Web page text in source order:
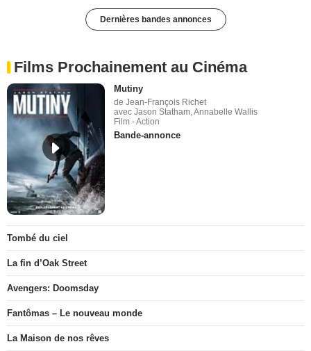
Dernières bandes annonces
Films Prochainement au Cinéma
Mutiny
de Jean-François Richet
avec Jason Statham, Annabelle Wallis
Film - Action
Bande-annonce
Tombé du ciel
La fin d’Oak Street
Avengers: Doomsday
Fantômas – Le nouveau monde
La Maison de nos rêves